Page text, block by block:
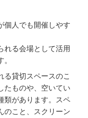
個人でも開催しやす
れる会場として活用
る貸切スペースのこ
たものや、空いてい
類があります。スペ
のこと、スクリーン